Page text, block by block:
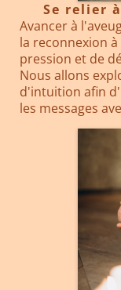
Se relier
Avancer à
la reconnexion
pression et de
Nous allons
d'intuition afin
les messages